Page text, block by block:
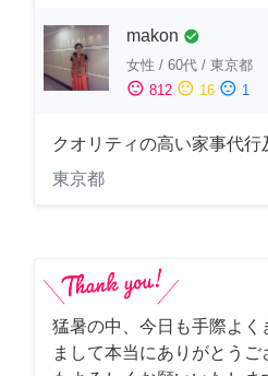
makon check_circle
女性 / 60代 / 東京都
sentiment_satisfied 812 sentiment_neutral 16 sentiment_dissatisfied 1
クオリティの高い家事代行
東京都
猛暑の中、今日も手際よく
まして本当にありがとう